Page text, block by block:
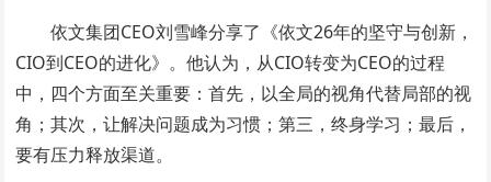
依文集团CEO刘雪峰分享了《依文26年的坚守与创新，
CIO到CEO的进化》。他认为，从CIO转变为CEO的过程
中，四个方面至关重要：首先，以全局的视角代替局部的视
角；其次，让解决问题成为习惯；第三，终身学习；最后，
要有压力释放渠道。